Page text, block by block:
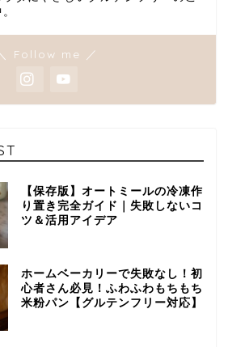
Follow me ／
【保存版】オートミールの冷凍作
り置き完全ガイド｜失敗しないコ
ツ＆活用アイデア
ホームベーカリーで失敗なし！初
心者さん必見！ふわふわもちもち
米粉パン【グルテンフリー対応】